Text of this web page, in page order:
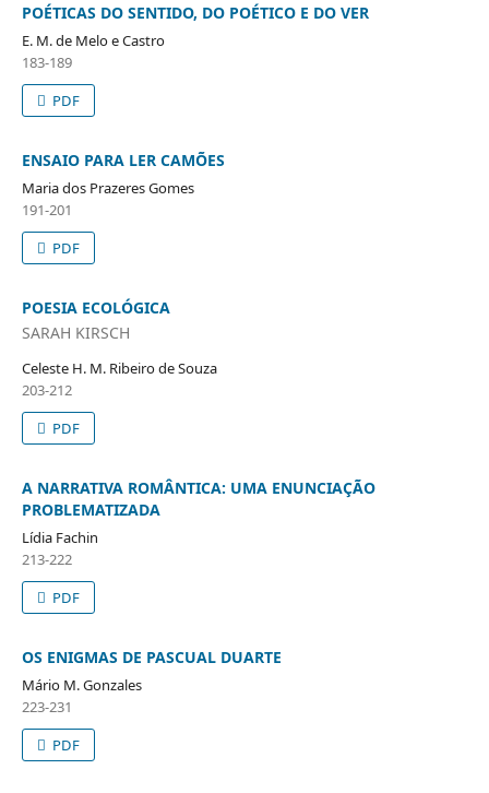
POÉTICAS DO SENTIDO, DO POÉTICO E DO VER
E. M. de Melo e Castro
183-189
PDF
ENSAIO PARA LER CAMÕES
Maria dos Prazeres Gomes
191-201
PDF
POESIA ECOLÓGICA
SARAH KIRSCH
Celeste H. M. Ribeiro de Souza
203-212
PDF
A NARRATIVA ROMÂNTICA: UMA ENUNCIAÇÃO
PROBLEMATIZADA
Lídia Fachin
213-222
PDF
OS ENIGMAS DE PASCUAL DUARTE
Mário M. Gonzales
223-231
PDF